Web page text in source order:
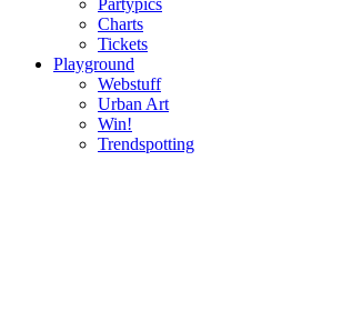
Charts
Tickets
Playground
Webstuff
Urban Art
Win!
Trendspotting